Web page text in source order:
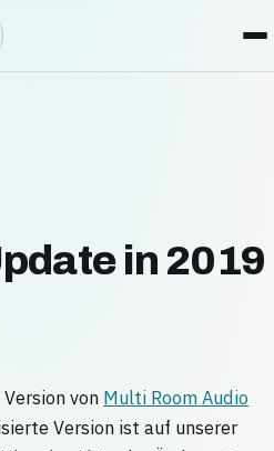
in 2019
von Multi Room Audio
Version ist auf unserer